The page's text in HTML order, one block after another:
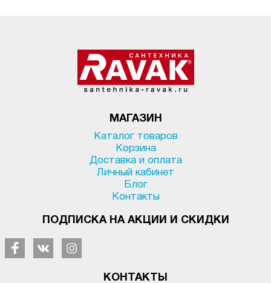
МАГАЗИН
Каталог товаров
Корзина
Доставка и оплата
Личный кабинет
Блог
Контакты
ПОДПИСКА НА АКЦИИ И СКИДКИ
КОНТАКТЫ